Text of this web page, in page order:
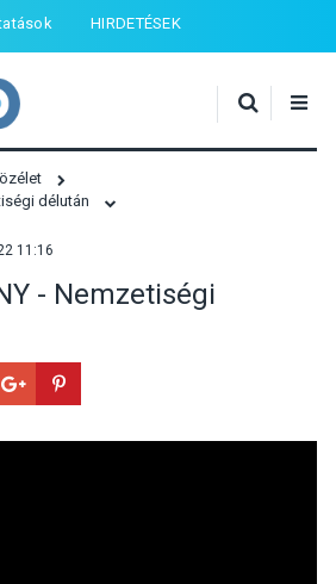
HIRDETÉSEK
délután
11:16
- Nemzetiségi